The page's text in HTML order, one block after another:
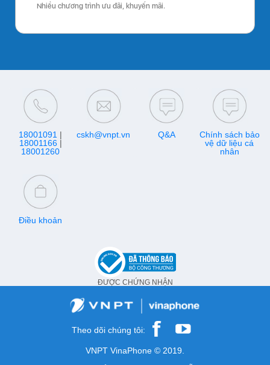
Nhiều chương trình ưu đãi, khuyến mãi.
18001091 |
18001166|
18001260
cskh@vnpt.vn Q&A
Chính sách bảo
vệ dữ liệu cá
nhân
Điều khoản
ĐƯỢC CHỨNG NHẬN
Theo dõi chúng tôi:
VNPT VinaPhone © 2019.